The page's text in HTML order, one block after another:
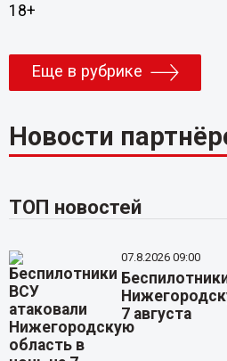
18+
Еще в рубрике
Новости
ТОП новостей
07.8.2026 09:00
7 августа